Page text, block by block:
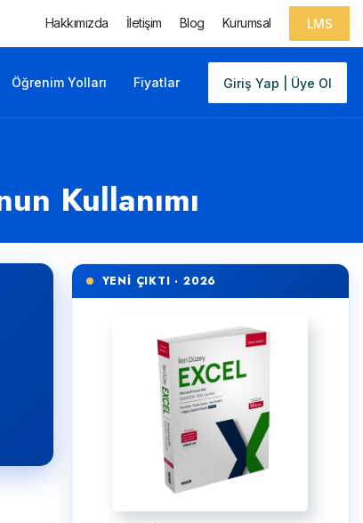
Hakkımızda İletişim Blog Kurumsal LMS
Giriş Yap | Üye Ol
Öğrenim Yolları Fiyatlar
Kullanımı
YENİ ÇIKTI · 2026